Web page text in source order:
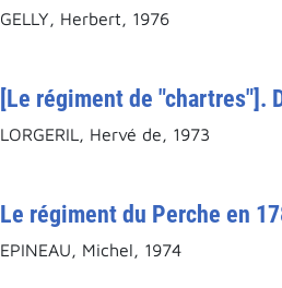
GELLY, Herbert, 1976
[Le régiment de "chartres"].
LORGERIL, Hervé de, 1973
Le régiment du Perche en
EPINEAU, Michel, 1974